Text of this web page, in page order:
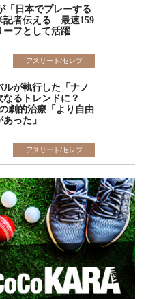
「日本でプレーする
記者伝える 最速159
フとして活躍
アスリート/セレブ
が執行した「ナノ
なるトレンドに？
劇的治療「より自由
った」
アスリート/セレブ